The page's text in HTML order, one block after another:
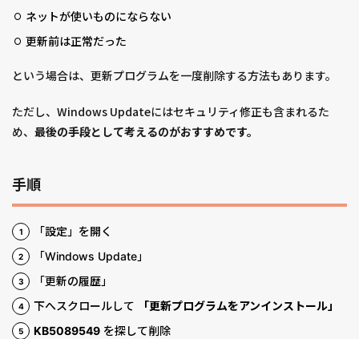
ネットが使いものにならない
更新前は正常だった
という場合は、更新プログラムを一度削除する方法もあります。
ただし、Windows Updateにはセキュリティ修正も含まれるた
め、 最後の手段として考えるのがおすすめです。
手順
「設定」を開く
「Windows Update」
「更新の履歴」
下へスクロールして
「更新プログラムをアンインストール」
KB5089549 を探して削除